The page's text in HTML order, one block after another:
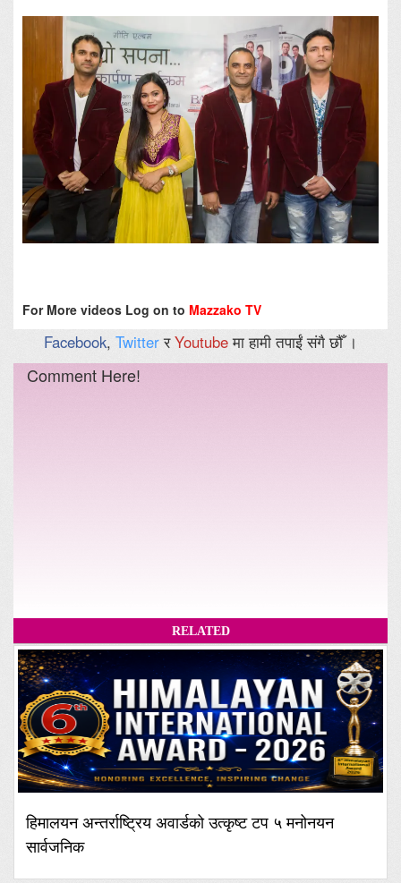
For More videos Log on to Mazzako TV
Facebook, TwitterरYoutubeमा हामी तपाईं संगै छौँ ।
Comment Here!
RELATED
हिमालयन अन्तर्राष्ट्रिय अवार्डको उत्कृष्ट टप ५ मनोनयन
सार्वजनिक